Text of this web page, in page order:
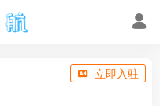
立即入驻